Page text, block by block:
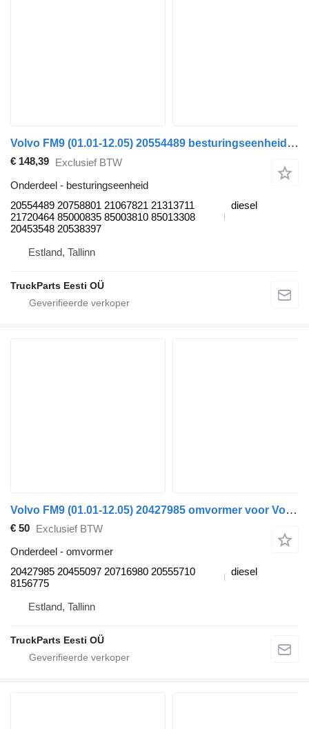
Volvo FM9 (01.01-12.05) 20554489 besturingseenheid voor Volvo FM7-FM12, FM, FMX (1998-2014) trekker
€ 148,39 Exclusief BTW
Onderdeel - besturingseenheid
20554489 20758801 21067821 21313711
21720464 85000835 85003810 85013308
20453548 20538397
diesel
Estland, Tallinn
TruckParts Eesti OÜ
Volvo FM9 (01.01-12.05) 20427985 omvormer voor Volvo FM7-FM12, FM, FMX (1998-2014) trekker
€ 50 Exclusief BTW
Onderdeel - omvormer
20427985 20455097 20716980 20555710
8156775
diesel
Estland, Tallinn
TruckParts Eesti OÜ